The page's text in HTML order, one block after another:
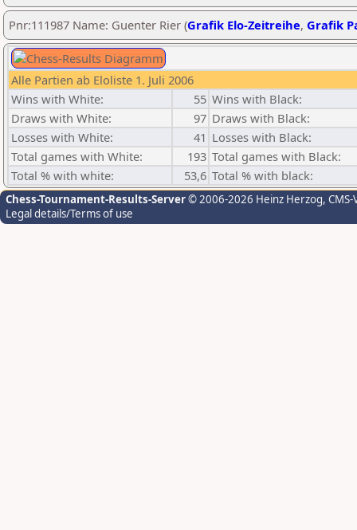
Pnr:111987 Name: Guenter Rier (Grafik Elo-Zeitreihe, Grafik
Alle Partien ab Eloliste 1. Juli 2006
Wins with White:
55 Wins with Black:
Draws with White:
97 Draws with Black:
Losses with White:
41 Losses with Black:
Total games with White:
193 Total games with Black:
Total % with white:
53,6 Total % with black:
Chess-Tournament-Results-Server© 2006-2026 Heinz Herzog,
Legal details/Terms of use